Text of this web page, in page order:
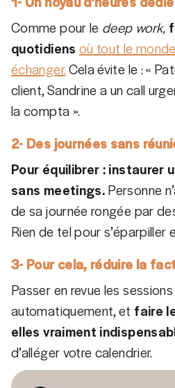
Comme pour le deep work,
quotidiens où tout le
échanger.Cela évite le : «
client, Sandrine a un call
la compta ».
2- Des journées sans
Pour équilibrer : instaurer
sans meetings.Personne
de sa journée rongée par
Rien de tel pour
3- Pour cela, réduire la
Passer en revue les
automatiquement, et faire
elles vraiment
d’alléger votre calendrier.